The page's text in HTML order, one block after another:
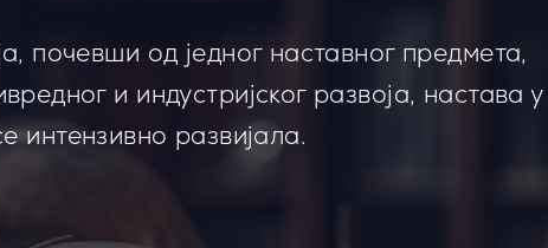
почевши од једног наставног предмета,
и индустријског развоја, настава у
интензивно развијала.